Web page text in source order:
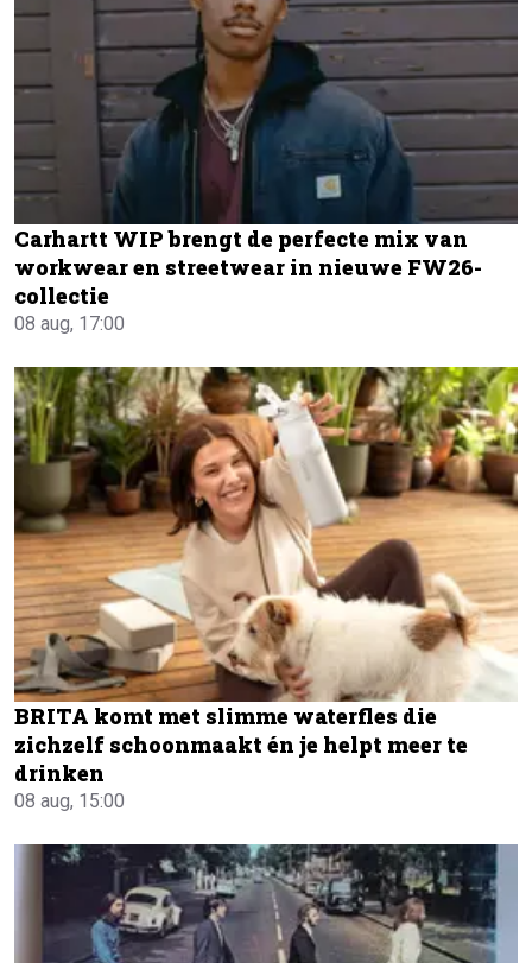
Carhartt WIP brengt de perfecte mix van
workwear en streetwear in nieuwe FW26-
collectie
08 aug, 17:00
BRITA komt met slimme waterfles die
zichzelf schoonmaakt én je helpt meer te
drinken
08 aug, 15:00